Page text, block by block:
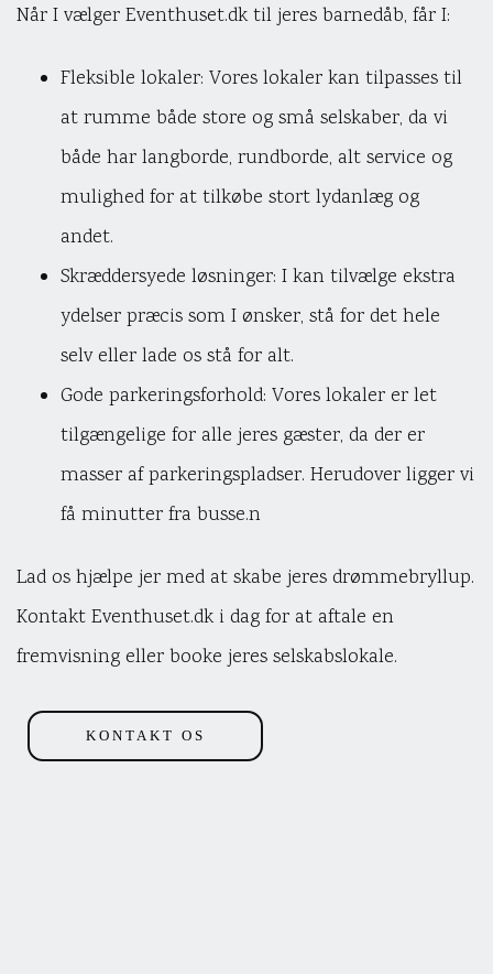
Når I vælger Eventhuset.dk til jeres barnedåb, får I:
Fleksible lokaler: Vores lokaler kan tilpasses til
at rumme både store og små selskaber, da vi
både har langborde, rundborde, alt service og
mulighed for at tilkøbe stort lydanlæg og
andet.
Skræddersyede løsninger: I kan tilvælge ekstra
ydelser præcis som I ønsker, stå for det hele
selv eller lade os stå for alt.
Gode parkeringsforhold: Vores lokaler er let
tilgængelige for alle jeres gæster, da der er
masser af parkeringspladser. Herudover ligger vi
få minutter fra busse.n
Lad os hjælpe jer med at skabe jeres drømmebryllup.
Kontakt Eventhuset.dk i dag for at aftale en
fremvisning eller booke jeres selskabslokale.
KONTAKT OS